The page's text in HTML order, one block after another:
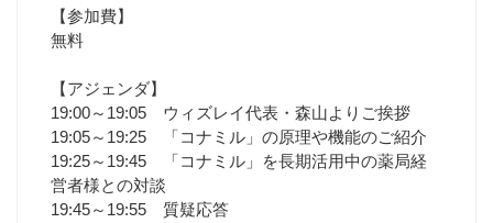
【参加費】
無料
【アジェンダ】
19:00～19:05 ウィズレイ代表・森山よりご挨拶
19:05～19:25 「コナミル」の原理や機能のご紹介
19:25～19:45 「コナミル」を長期活用中の薬局経
営者様との対談
19:45～19:55 質疑応答